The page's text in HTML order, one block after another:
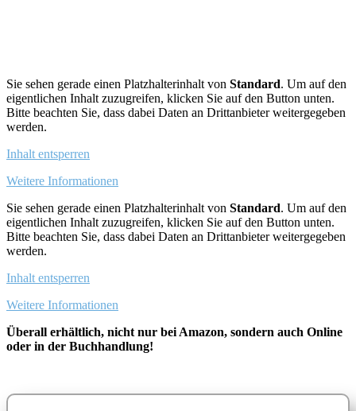
Sie sehen gerade einen Platzhalterinhalt von Standard. Um auf den
eigentlichen Inhalt zuzugreifen, klicken Sie auf den Button unten.
Bitte beachten Sie, dass dabei Daten an Drittanbieter weitergegeben
werden.
Inhalt entsperren
Weitere Informationen
Sie sehen gerade einen Platzhalterinhalt von Standard. Um auf den
eigentlichen Inhalt zuzugreifen, klicken Sie auf den Button unten.
Bitte beachten Sie, dass dabei Daten an Drittanbieter weitergegeben
werden.
Inhalt entsperren
Weitere Informationen
Überall erhältlich, nicht nur bei Amazon, sondern auch Online
oder in der Buchhandlung!